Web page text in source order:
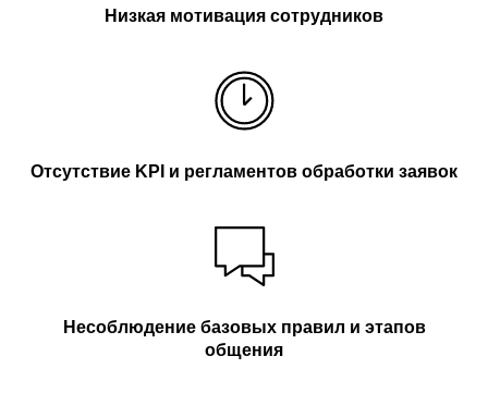
Низкая мотивация сотрудников
Отсутствие KPI и регламентов обработки заявок
Несоблюдение базовых правил и этапов
общения